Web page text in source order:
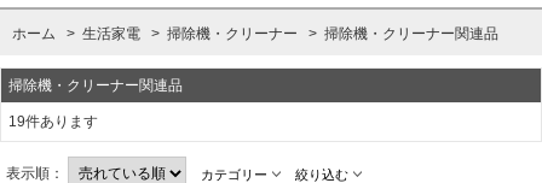
ホーム > 生活家電 > 掃除機・クリーナー > 掃除機・クリーナー関連品
掃除機・クリーナー関連品
19件あります
表示順： カテゴリー 絞り込む